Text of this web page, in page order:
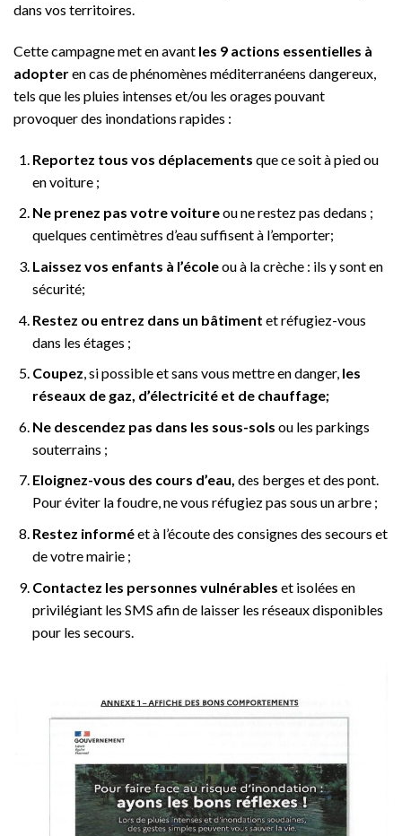
dans vos territoires.
Cette campagne met en avant les 9 actions essentielles à
adopteren cas de phénomènes méditerranéens dangereux,
tels que les pluies intenses et/ou les orages pouvant
provoquer des inondations rapides :
Reportez tous vos déplacements que ce soit à pied ou
en voiture ;
Ne prenez pas votre voitureou ne restez pas dedans ;
quelques centimètres d’eau suffisent à l’emporter;
Laissez vos enfants à l’écoleou à la crèche : ils y sont en
sécurité;
Restez ou entrez dans un bâtiment et réfugiez-vous
dans les étages ;
Coupez, si possible et sans vous mettre en danger, les
réseaux de gaz, d’électricité et de chauffage;
Ne descendez pas dans les sous-sols ou les parkings
souterrains ;
Eloignez-vous des cours d’eau, des berges et des pont.
Pour éviter la foudre, ne vous réfugiez pas sous un arbre ;
Restez informéet à l’écoute des consignes des secours et
de votre mairie ;
Contactez les personnes vulnérables et isolées en
privilégiant les SMS afin de laisser les réseaux disponibles
pour les secours.